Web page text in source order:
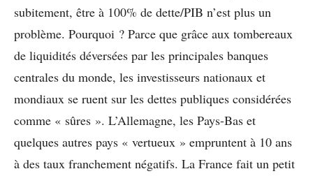
subitement, être à 100% de dette/PIB n’est plus un
problème. Pourquoi ? Parce que grâce aux tombereaux
de liquidités déversées par les principales banques
centrales du monde, les investisseurs nationaux et
mondiaux se ruent sur les dettes publiques considérées
comme « sûres ». L’Allemagne, les Pays-Bas et
quelques autres pays « vertueux » empruntent à 10 ans
à des taux franchement négatifs. La France fait un petit